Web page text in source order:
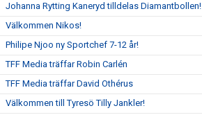
Johanna Rytting Kaneryd tilldelas Diamantbollen!
Välkommen Nikos!
Philipe Njoo ny Sportchef 7-12 år!
TFF Media träffar Robin Carlén
TFF Media träffar David Othérus
Välkommen till Tyresö Tilly Jankler!